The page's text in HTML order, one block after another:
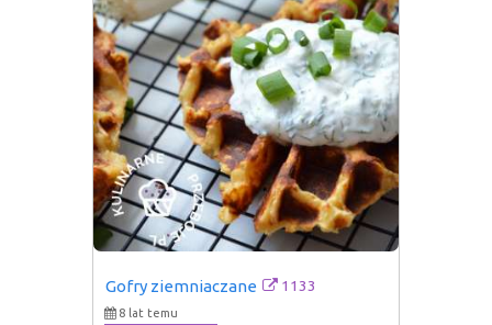
Gofry ziemniaczane 1133
8 lat temu